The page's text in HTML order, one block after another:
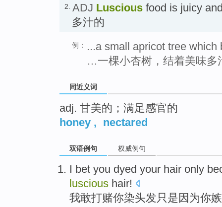
2. ADJ Luscious food is juicy
多汁的
例：
...a small apricot tree which
…一棵小杏树，结着美味多
同近义词
adj. 甘美的；满足感官的
honey , nectared
双语例句 权威例句
I bet you dyed your hair only
luscious hair!
我敢打赌你染头发只是 因为你